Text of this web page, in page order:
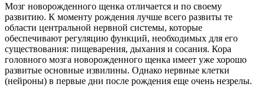
Мозг новорожденного щенка отличается и по своему
развитию. К моменту рождения лучше всего развиты те
области центральной нервной системы, которые
обеспечивают регуляцию функций, необходимых для его
существования: пищеварения, дыхания и сосания. Кора
головного мозга новорожденного щенка имеет уже хорошо
развитые основные извилины. Однако нервные клетки
(нейроны) в первые дни после рождения еще очень незрелы.